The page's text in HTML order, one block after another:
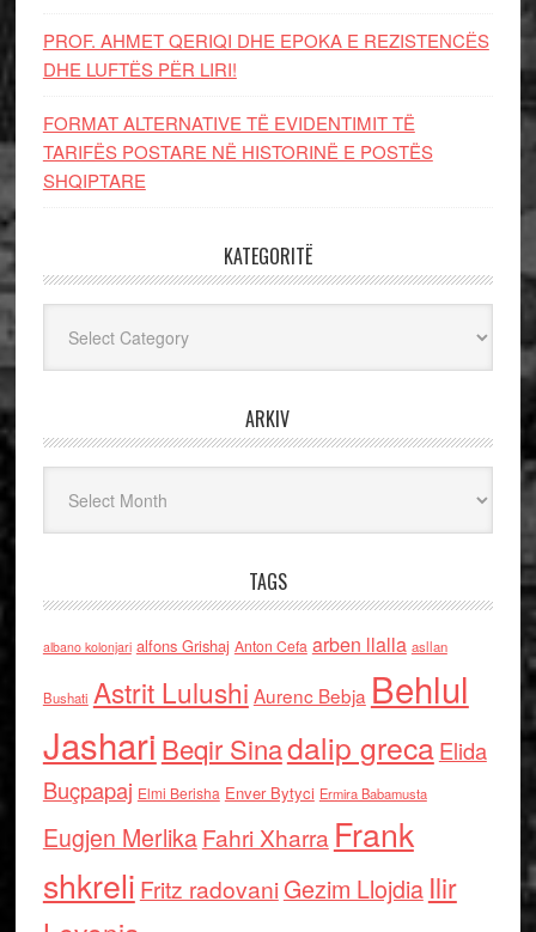
PROF. AHMET QERIQI DHE EPOKA E REZISTENCЁS
DHE LUFTЁS PЁR LIRI!
FORMAT ALTERNATIVE TË EVIDENTIMIT TË
TARIFËS POSTARE NË HISTORINË E POSTËS
SHQIPTARE
KATEGORITË
ARKIV
TAGS
albano kolonjari alfons Grishaj Anton Cefa arben llalla asllan
Bushati Astrit Lulushi Aurenc Bebja Behlul
Jashari Beqir Sinadalip grecaElida
Buçpapaj Elmi Berisha Enver Bytyci Ermira Babamusta
Eugjen MerlikaFahri Xharra Frank
shkreli Fritz radovaniGezim Llojdia Ilir